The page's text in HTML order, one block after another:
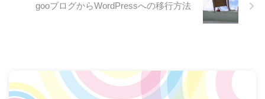
gooブログからWordPressへの移行方法